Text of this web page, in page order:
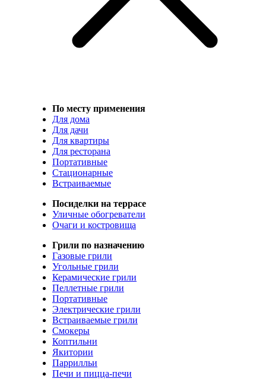
По месту применения
Для дома
Для дачи
Для квартиры
Для ресторана
Портативные
Стационарные
Встраиваемые
Посиделки на террасе
Уличные обогреватели
Очаги и костровища
Грили по назначению
Газовые грили
Угольные грили
Керамические грили
Пеллетные грили
Портативные
Электрические грили
Встраиваемые грили
Смокеры
Коптильни
Якитории
Паррилльи
Печи и пицца-печи